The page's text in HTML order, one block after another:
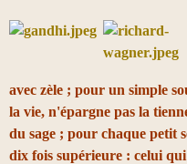
avec zèle ; pour un simple
la vie, n'épargne pas la
du sage ; pour chaque petit
dix fois supérieure : celui